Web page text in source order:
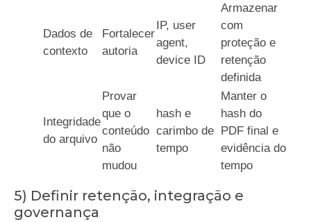
Dados de
contexto
Fortalecer
autoria
IP, user
agent,
device ID
Armazenar
com
proteção e
retenção
definida
Integridade
do arquivo
Provar
que o
conteúdo
não
mudou
hash e
carimbo de
tempo
Manter o
hash do
PDF final e
evidência do
tempo
5) Definir retenção, integração e
governança